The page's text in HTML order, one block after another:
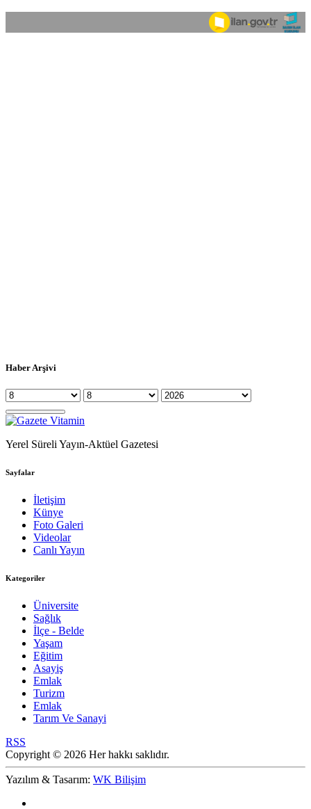
Haber Arşivi
Yerel Süreli Yayın-Aktüel Gazetesi
Sayfalar
İletişim
Künye
Foto Galeri
Videolar
Canlı Yayın
Kategoriler
Üniversite
Sağlık
İlçe - Belde
Yaşam
Eğitim
Asayiş
Emlak
Turizm
Emlak
Tarım Ve Sanayi
RSS
Copyright © 2026 Her hakkı saklıdır.
Yazılım & Tasarım: WK Bilişim